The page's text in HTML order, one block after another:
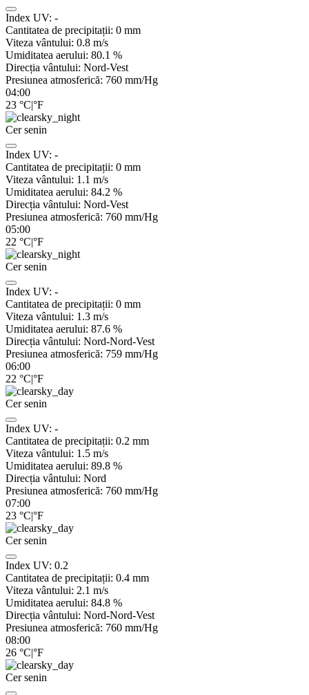
Index UV: -
Cantitatea de precipitații: 0 mm
Viteza vântului: 0.8 m/s
Umiditatea aerului: 80.1 %
Direcția vântului: Nord-Vest
Presiunea atmosferică: 760 mm/Hg
04:00
23 °C|°F
Cer senin
Index UV: -
Cantitatea de precipitații: 0 mm
Viteza vântului: 1.1 m/s
Umiditatea aerului: 84.2 %
Direcția vântului: Nord-Vest
Presiunea atmosferică: 760 mm/Hg
05:00
22 °C|°F
Cer senin
Index UV: -
Cantitatea de precipitații: 0 mm
Viteza vântului: 1.3 m/s
Umiditatea aerului: 87.6 %
Direcția vântului: Nord-Nord-Vest
Presiunea atmosferică: 759 mm/Hg
06:00
22 °C|°F
Cer senin
Index UV: -
Cantitatea de precipitații: 0.2 mm
Viteza vântului: 1.5 m/s
Umiditatea aerului: 89.8 %
Direcția vântului: Nord
Presiunea atmosferică: 760 mm/Hg
07:00
23 °C|°F
Cer senin
Index UV: 0.2
Cantitatea de precipitații: 0.4 mm
Viteza vântului: 2.1 m/s
Umiditatea aerului: 84.8 %
Direcția vântului: Nord-Nord-Vest
Presiunea atmosferică: 760 mm/Hg
08:00
26 °C|°F
Cer senin